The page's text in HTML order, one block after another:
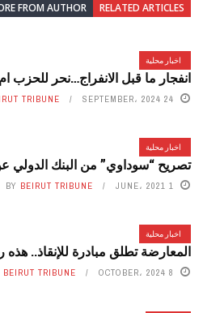
RELATED ARTICLES
FROM AUTHOR
اخبار محلية
انفجار ما قبل الانفراج…نحر للحزب
24 SEPTEMBER، 2024 TRIBUNE
اخبار محلية
تصريح “سوداوي” من البنك الدولي
1 JUNE، 2021 BY BEIRUT TRIBUNE
اخبار محلية
المعارضة تطلق مبادرة للإنقاذ.. هذه
8 OCTOBER، 2024 BEIRUT TRIBUNE